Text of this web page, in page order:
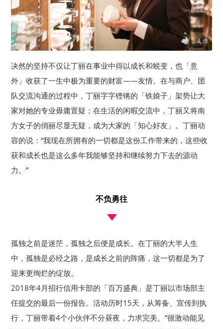
决然的坚持不仅让丁丽在事业中得以成长和蜕变，也「意
外」收获了一生中极为重要的财富——友情。在与商户、团
队交流沟通的过程中，丁丽字字铿锵的「铁娘子」架势让大
家对她的专业毋庸置疑；在生活的闲暇交流中，丁丽又将南
方女子的俏丽尽显无疑，成为大家的「知心好友」。丁丽动
容的说：“我现在所拥有的一切都是这份工作带来的，这些收
获和成长也是这么多年我能够坚持和继续努力下去的源动
力。”
不负勇往
孤独之前是迷茫，孤独之后便是成长。在丁丽的大半人生
中，孤独是必经之路，是成长之前的阵痛，这一切都是为了
迎来更绚烂的绽放。
2018年4月招行信用卡部的「百万盛典」是丁丽以市场部主
任提交的最后一份报告。活动历时15天，从筹备、宣传到执
行，丁丽带着4个小伙伴不分昼夜，力求完美。“很激动能见